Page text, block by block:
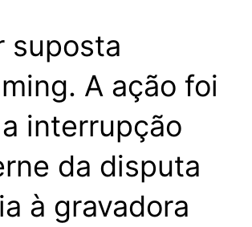
suposta
A ação foi
interrupção
da disputa
à gravadora